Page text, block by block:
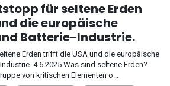
für seltene Erden
die europäische
Batterie-Industrie.
Erden trifft die USA und die europäische
4.6.2025 Was sind seltene Erden?
von kritischen Elementen o...